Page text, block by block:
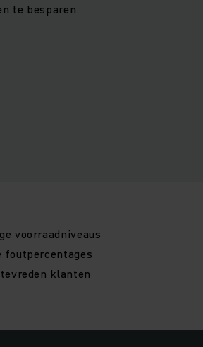
te besparen
voorraadniveaus
foutpercentages
klanten